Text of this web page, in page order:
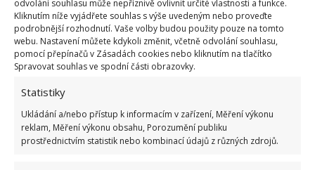
odvolání souhlasu může nepříznivě ovlivnit určité vlastnosti a funkce.
Kliknutím níže vyjádřete souhlas s výše uvedeným nebo proveďte
podrobnější rozhodnutí. Vaše volby budou použity pouze na tomto
webu. Nastavení můžete kdykoli změnit, včetně odvolání souhlasu,
pomocí přepínačů v Zásadách cookies nebo kliknutím na tlačítko
Spravovat souhlas ve spodní části obrazovky.
Statistiky
Ukládání a/nebo přístup k informacím v zařízení, Měření výkonu
reklam, Měření výkonu obsahu, Porozumění publiku
prostřednictvím statistik nebo kombinací údajů z různých zdrojů.
Fotografie: Freepik
Předejděte výskytu plevele
Abyste si do budoucna ušetřili práci se zbavováním
se těchto rostlin, rozložte okolo náhrobku agrotextilii